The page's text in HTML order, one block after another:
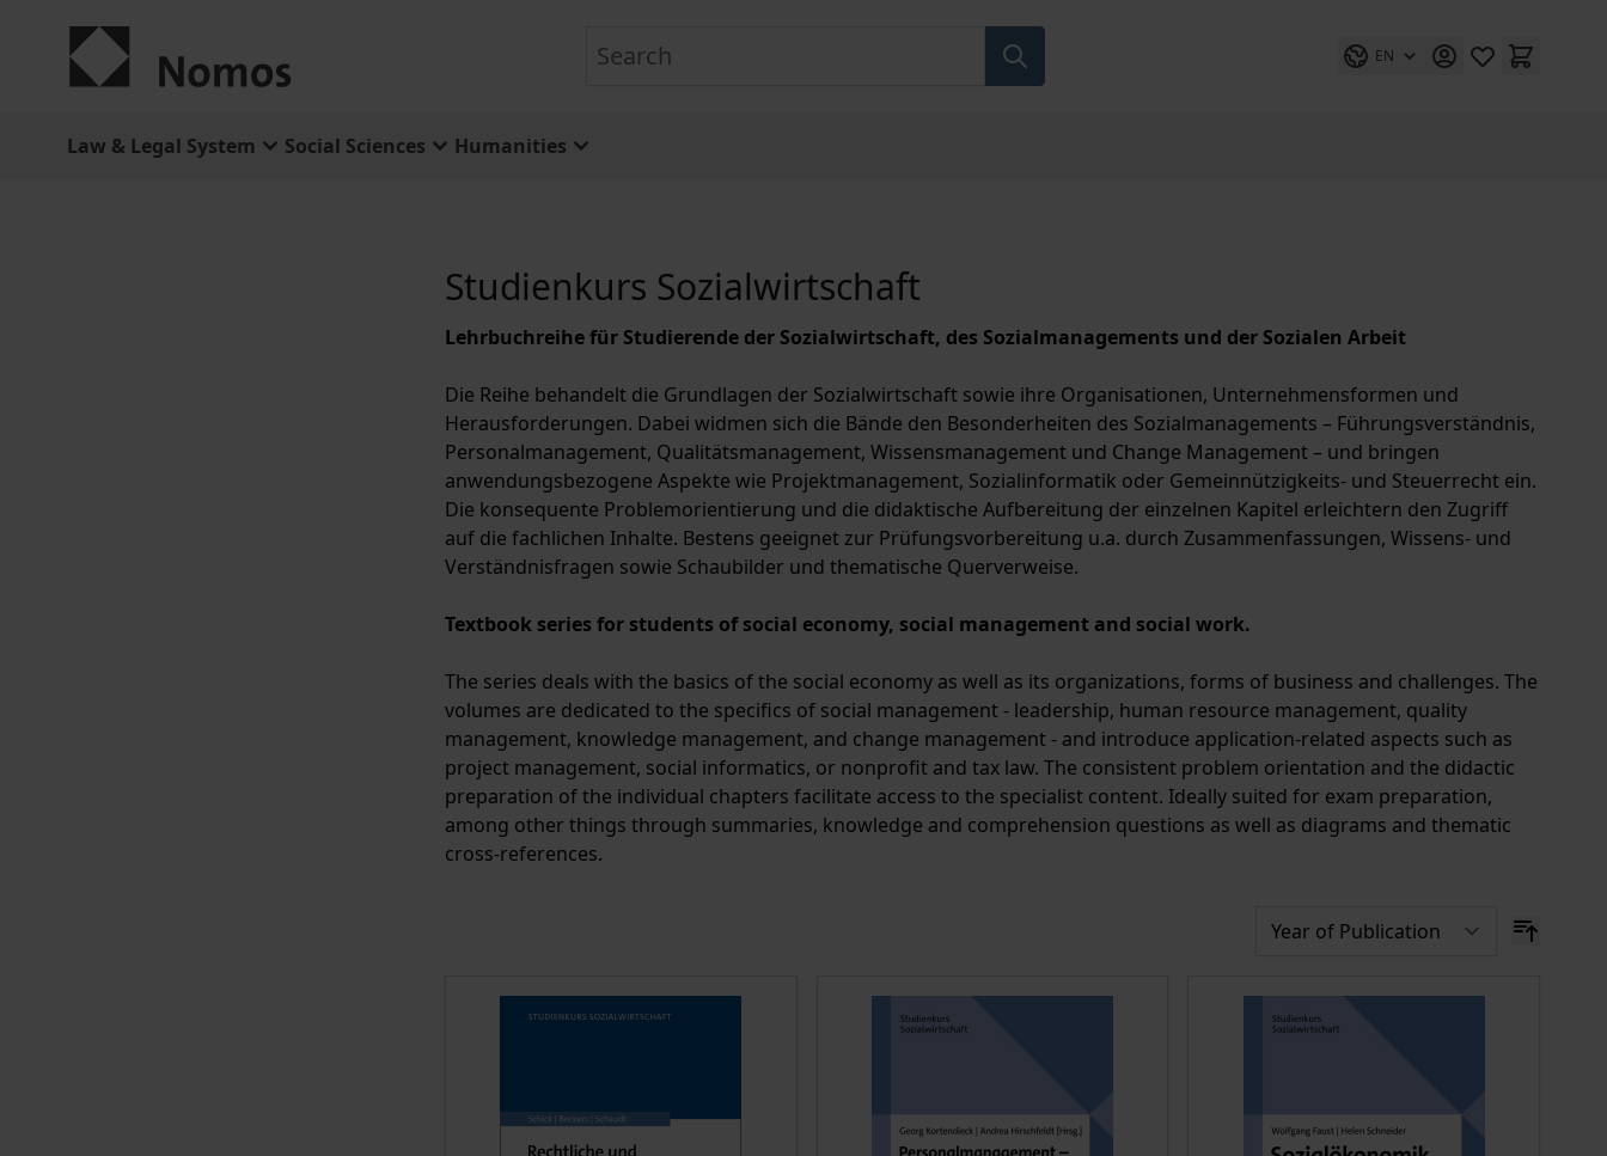
EN
Law & Legal System Social Sciences Humanities
Studienkurs Sozialwirtschaft
Lehrbuchreihe für Studierende der Sozialwirtschaft, des Sozialmanagements und der Sozialen Arbeit
Die Reihe behandelt die Grundlagen der Sozialwirtschaft sowie ihre Organisationen, Unternehmensformen und
Herausforderungen. Dabei widmen sich die Bände den Besonderheiten des Sozialmanagements – Führungsverständnis,
Personalmanagement, Qualitätsmanagement, Wissensmanagement und Change Management – und bringen
anwendungsbezogene Aspekte wie Projektmanagement, Sozialinformatik oder Gemeinnützigkeits- und Steuerrecht ein.
Die konsequente Problemorientierung und die didaktische Aufbereitung der einzelnen Kapitel erleichtern den Zugriff
auf die fachlichen Inhalte. Bestens geeignet zur Prüfungsvorbereitung u.a. durch Zusammenfassungen, Wissens- und
Verständnisfragen sowie Schaubilder und thematische Querverweise.
Textbook series for students of social economy, social management and social work.
The series deals with the basics of the social economy as well as its organizations, forms of business and challenges. The
volumes are dedicated to the specifics of social management - leadership, human resource management, quality
management, knowledge management, and change management - and introduce application-related aspects such as
project management, social informatics, or nonprofit and tax law. The consistent problem orientation and the didactic
preparation of the individual chapters facilitate access to the specialist content. Ideally suited for exam preparation,
among other things through summaries, knowledge and comprehension questions as well as diagrams and thematic
cross-references.